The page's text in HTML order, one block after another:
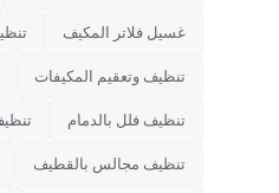
غسيل فلاتر المكيف
تنظيف وتعقيم المكيفات
تنظيف فلل بالدمام
تنظيف مجالس بالقطيف